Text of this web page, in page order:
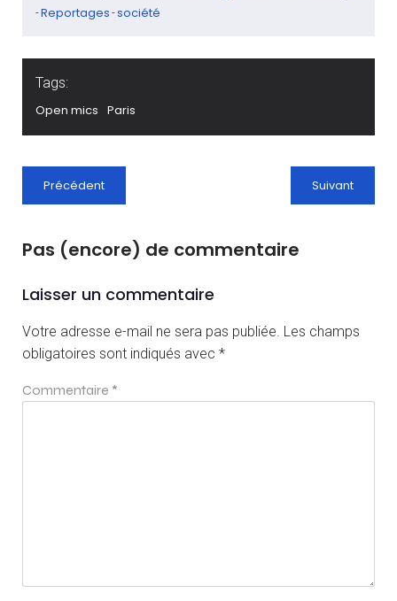
-Reportages -société
Tags:
Open mics Paris
Précédent Suivant
Pas (encore) de commentaire
Laisser un commentaire
Votre adresse e-mail ne sera pas publiée. Les champs
obligatoires sont indiqués avec *
Commentaire *